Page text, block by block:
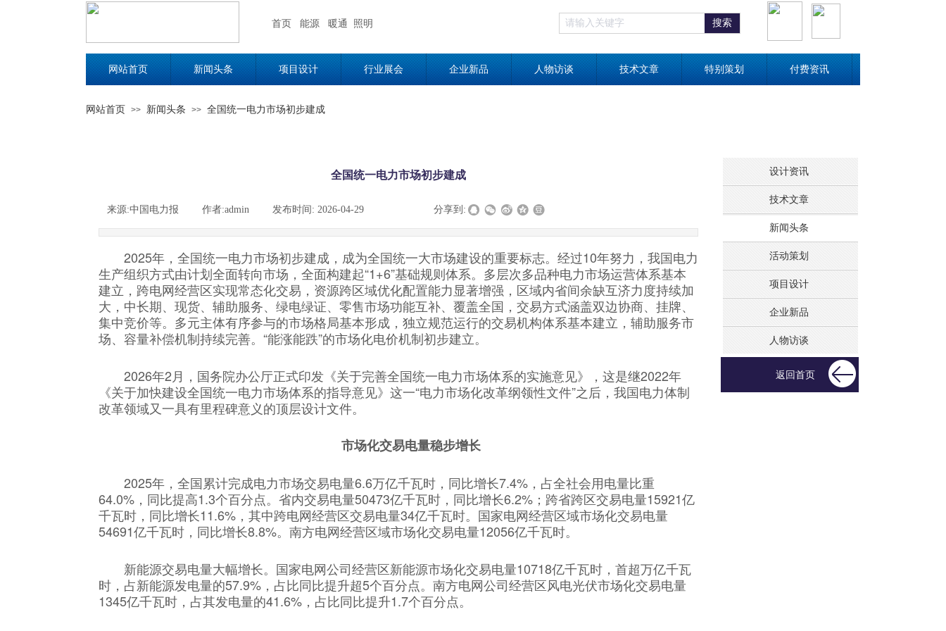
搜索
首页 能源 暖通 照明
网站首页 新闻头条 项目设计 行业展会 企业新品 人物访谈 技术文章 特别策划 付费资讯
网站首页 >> 新闻头条 >> 全国统一电力市场初步建成
设计资讯
技术文章
新闻头条
活动策划
项目设计
企业新品
人物访谈
全国统一电力市场初步建成
来源:中国电力报 作者:admin 发布时间: 2026-04-29 分享到:
2025年，全国统一电力市场初步建成，成为全国统一大市场建设的重要标志。经过10年努力，我国电力
生产组织方式由计划全面转向市场，全面构建起“1+6”基础规则体系。多层次多品种电力市场运营体系基本
建立，跨电网经营区实现常态化交易，资源跨区域优化配置能力显著增强，区域内省间余缺互济力度持续加
大，中长期、现货、辅助服务、绿电绿证、零售市场功能互补、覆盖全国，交易方式涵盖双边协商、挂牌、
集中竞价等。多元主体有序参与的市场格局基本形成，独立规范运行的交易机构体系基本建立，辅助服务市
场、容量补偿机制持续完善。“能涨能跌”的市场化电价机制初步建立。
2026年2月，国务院办公厅正式印发《关于完善全国统一电力市场体系的实施意见》，这是继2022年
《关于加快建设全国统一电力市场体系的指导意见》这一“电力市场化改革纲领性文件”之后，我国电力体制
改革领域又一具有里程碑意义的顶层设计文件。
市场化交易电量稳步增长
2025年，全国累计完成电力市场交易电量6.6万亿千瓦时，同比增长7.4%，占全社会用电量比重
64.0%，同比提高1.3个百分点。省内交易电量50473亿千瓦时，同比增长6.2%；跨省跨区交易电量15921亿
千瓦时，同比增长11.6%，其中跨电网经营区交易电量34亿千瓦时。国家电网经营区域市场化交易电量
54691亿千瓦时，同比增长8.8%。南方电网经营区域市场化交易电量12056亿千瓦时。
新能源交易电量大幅增长。国家电网公司经营区新能源市场化交易电量10718亿千瓦时，首超万亿千瓦
时，占新能源发电量的57.9%，占比同比提升超5个百分点。南方电网公司经营区风电光伏市场化交易电量
1345亿千瓦时，占其发电量的41.6%，占比同比提升1.7个百分点。
返回首页